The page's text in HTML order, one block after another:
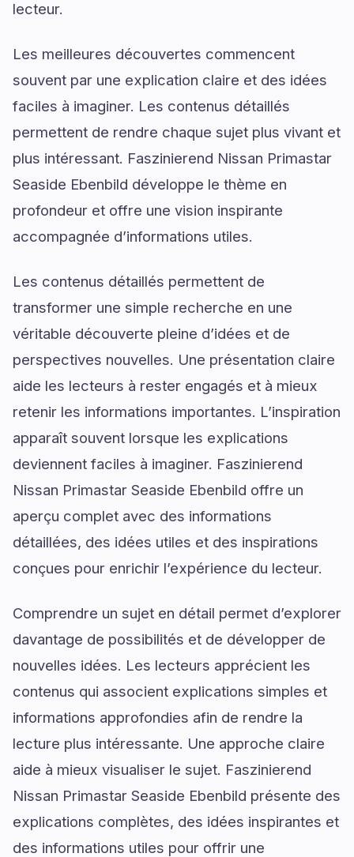
lecteur.
Les meilleures découvertes commencent
souvent par une explication claire et des idées
faciles à imaginer. Les contenus détaillés
permettent de rendre chaque sujet plus vivant et
plus intéressant. Faszinierend Nissan Primastar
Seaside Ebenbild développe le thème en
profondeur et offre une vision inspirante
accompagnée d’informations utiles.
Les contenus détaillés permettent de
transformer une simple recherche en une
véritable découverte pleine d’idées et de
perspectives nouvelles. Une présentation claire
aide les lecteurs à rester engagés et à mieux
retenir les informations importantes. L’inspiration
apparaît souvent lorsque les explications
deviennent faciles à imaginer. Faszinierend
Nissan Primastar Seaside Ebenbild offre un
aperçu complet avec des informations
détaillées, des idées utiles et des inspirations
conçues pour enrichir l’expérience du lecteur.
Comprendre un sujet en détail permet d’explorer
davantage de possibilités et de développer de
nouvelles idées. Les lecteurs apprécient les
contenus qui associent explications simples et
informations approfondies afin de rendre la
lecture plus intéressante. Une approche claire
aide à mieux visualiser le sujet. Faszinierend
Nissan Primastar Seaside Ebenbild présente des
explications complètes, des idées inspirantes et
des informations utiles pour offrir une